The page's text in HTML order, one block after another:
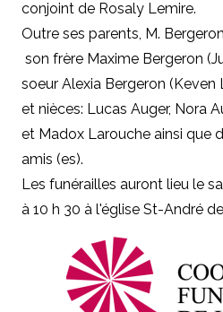
conjoint de Rosaly Lemire.
Outre ses parents, M.
son frère Maxime Bergeron
soeur Alexia Bergeron (Keven
et nièces: Lucas Auger, Nora
et Madox Larouche ainsi que
amis (es).
Les funérailles auront lieu le
à 10 h 30 à l'église St-André